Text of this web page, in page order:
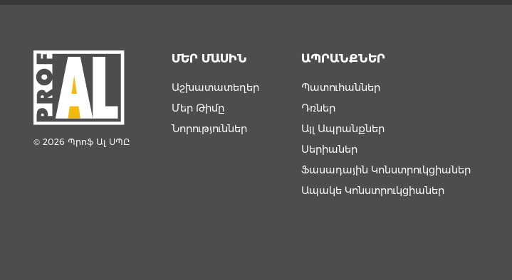
© 2026 Պրոֆ Ալ ՍՊԸ
ՄԵՐ ՄԱՍԻՆ
Աշխատատեղեր
Մեր Թիմը
Նորություններ
ԱՊՐԱՆՔՆԵՐ
Պատուհաններ
Դռներ
Այլ Ապրանքներ
Սերիաներ
Ֆասադային Կոնստրուկցիաներ
Ապակե Կոնստրուկցիաներ